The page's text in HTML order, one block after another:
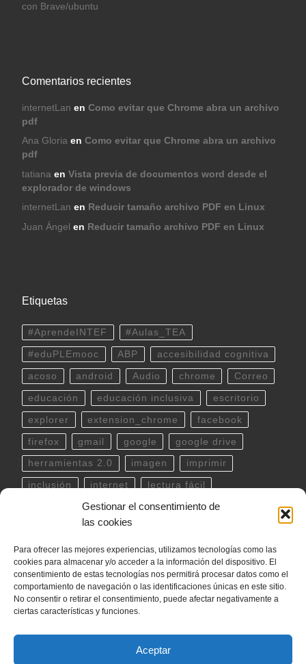
Gestionar el consentimiento de
las cookies
Para ofrecer las mejores experiencias, utilizamos tecnologías como las
cookies para almacenar y/o acceder a la información del dispositivo. El
consentimiento de estas tecnologías nos permitirá procesar datos como el
comportamiento de navegación o las identificaciones únicas en este sitio.
No consentir o retirar el consentimiento, puede afectar negativamente a
ciertas características y funciones.
Aceptar
con Brave/ubuntu
Comentarios recientes
internetLan en Como evitar que Chrome abra un archivo
pdf
Ana Gloriaen Como evitar que Chrome abra un archivo
pdf
tatiana en Vista previa de documentos word desde el
explorador de windows
internetLan en Reducir tamaño archivo PDF en Linux
Juan Ángel en Reducir tamaño archivo PDF en Linux
Etiquetas
#AprendeINTEF #Aulas_TEA
#eduPLEmooc ABP accesibilidad cognitiva
acoso android Audio chrome Correo
educación educación inclusiva escritorio
explorer extension_chrome facebook
firefox gmail google google drive
herramientas 2.0 imagen imprimir
inclusión internet lectura fácil
linux musica outlook
powerpoint scratch
teclado Telegram terminal twitter
ubuntu video WhatsApp windows
word YouTube